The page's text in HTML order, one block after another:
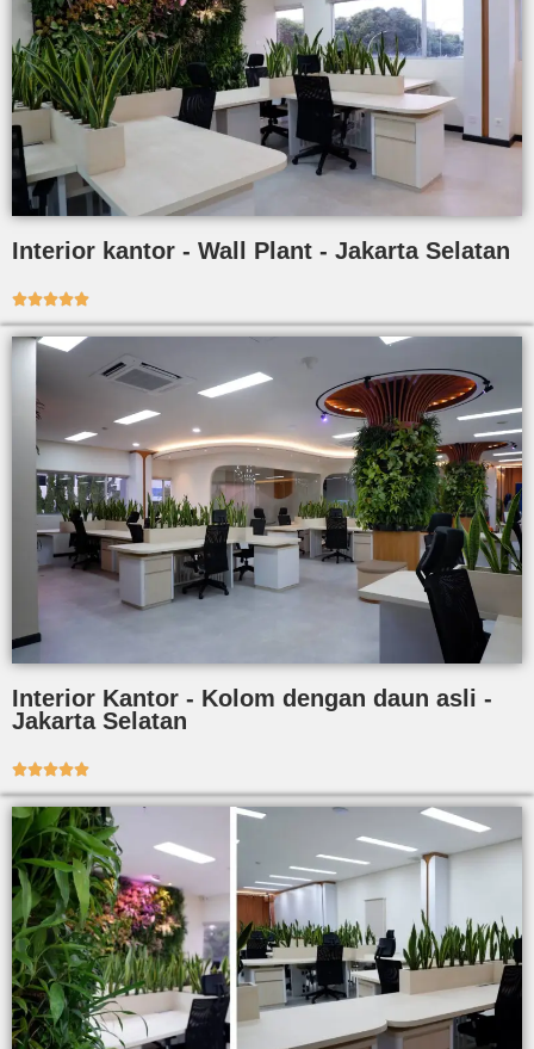
Interior kantor - Wall Plant - Jakarta Selatan

Interior Kantor - Kolom dengan daun asli -
Jakarta Selatan
